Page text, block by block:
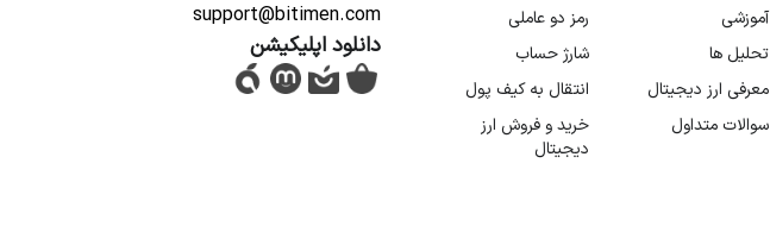
آموزشی
تحلیل ها
معرفی ارز دیجیتال
سوالات متداول
رمز دو عاملی
شارژ حساب
انتقال به کیف پول
خرید و فروش ارز
دیجیتال
support@bitimen.com
دانلود اپلیکیشن